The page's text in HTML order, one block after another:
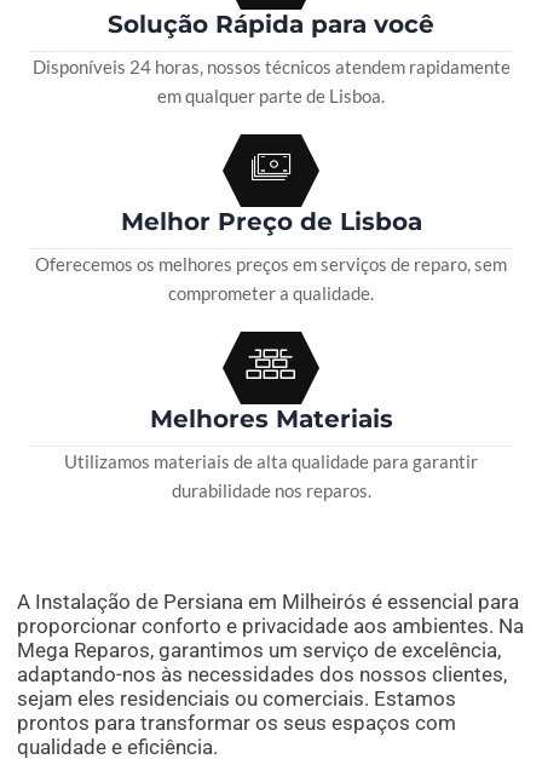
Solução Rápida para você
Disponíveis 24 horas, nossos técnicos atendem rapidamente
em qualquer parte de Lisboa.
Melhor Preço de Lisboa
Oferecemos os melhores preços em serviços de reparo, sem
comprometer a qualidade.
Melhores Materiais
Utilizamos materiais de alta qualidade para garantir
durabilidade nos reparos.
A Instalação de Persiana em Milheirós é essencial para
proporcionar conforto e privacidade aos ambientes. Na
Mega Reparos, garantimos um serviço de excelência,
adaptando-nos às necessidades dos nossos clientes,
sejam eles residenciais ou comerciais. Estamos
prontos para transformar os seus espaços com
qualidade e eficiência.